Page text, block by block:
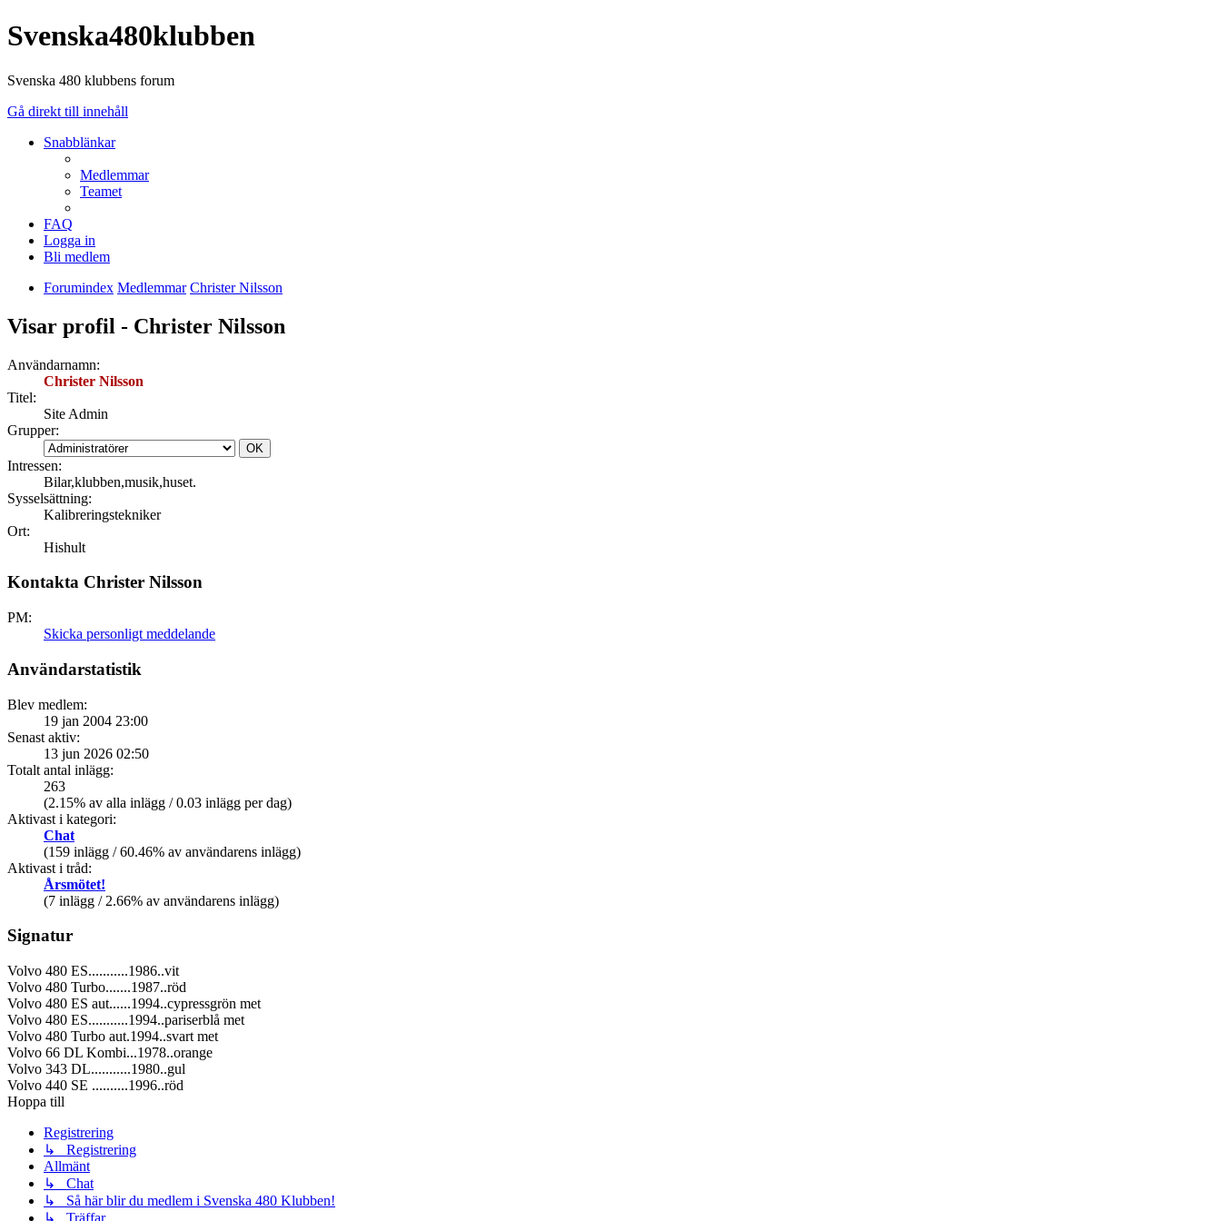
Svenska480klubben
Svenska 480 klubbens forum
Gå direkt till innehåll
Snabblänkar
Medlemmar
Teamet
FAQ
Logga in
Bli medlem
Forumindex Medlemmar Christer Nilsson
Visar profil - Christer Nilsson
Användarnamn:
Christer Nilsson
Titel:
Site Admin
Grupper:
Intressen:
Bilar,klubben,musik,huset.
Sysselsättning:
Kalibreringstekniker
Ort:
Hishult
Kontakta Christer Nilsson
PM:
Skicka personligt meddelande
Användarstatistik
Blev medlem:
19 jan 2004 23:00
Senast aktiv:
13 jun 2026 02:50
Totalt antal inlägg:
263
(2.15% av alla inlägg / 0.03 inlägg per dag)
Aktivast i kategori:
Chat
(159 inlägg / 60.46% av användarens inlägg)
Aktivast i tråd:
Årsmötet!
(7 inlägg / 2.66% av användarens inlägg)
Signatur
Volvo 480 ES...........1986..vit
Volvo 480 Turbo.......1987..röd
Volvo 480 ES aut......1994..cypressgrön met
Volvo 480 ES...........1994..pariserblå met
Volvo 480 Turbo aut.1994..svart met
Volvo 66 DL Kombi...1978..orange
Volvo 343 DL...........1980..gul
Volvo 440 SE ..........1996..röd
Hoppa till
Registrering
↳ Registrering
Allmänt
↳ Chat
↳ Så här blir du medlem i Svenska 480 Klubben!
↳ Träffar